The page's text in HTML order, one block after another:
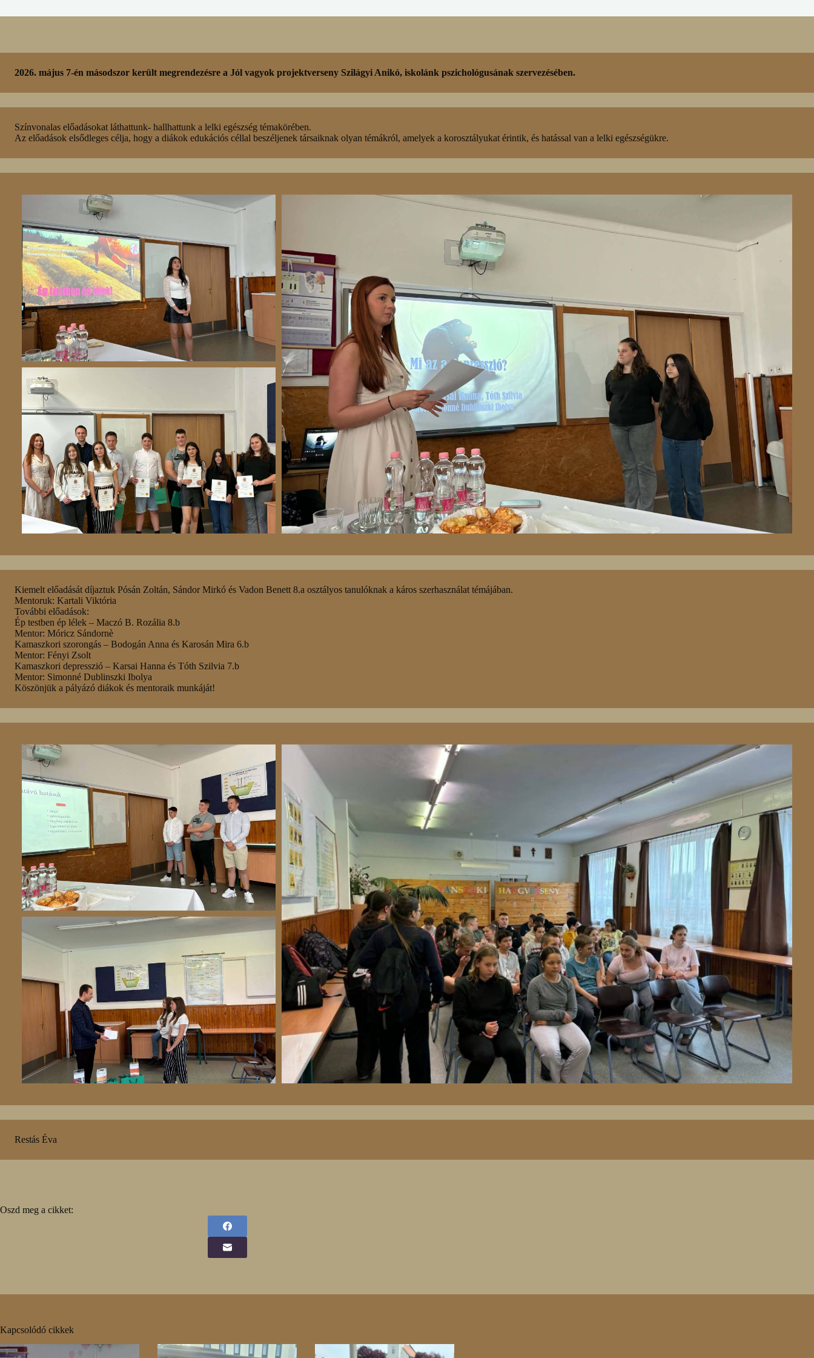
2026. május 7-én másodszor került megrendezésre a Jól vagyok projektverseny Szilágyi Anikó, iskolánk pszichológusának szervezésében.
Színvonalas előadásokat láthattunk- hallhattunk a lelki egészség témakörében.
Az előadások elsődleges célja, hogy a diákok edukációs céllal beszéljenek társaiknak olyan témákról, amelyek a korosztályukat érintik, és hatással van a lelki egészségükre.
Kiemelt előadását díjaztuk Pósán Zoltán, Sándor Mirkó és Vadon Benett 8.a osztályos tanulóknak a káros szerhasználat témájában.
Mentoruk: Kartali Viktória
További előadások:
Ép testben ép lélek – Maczó B. Rozália 8.b
Mentor: Móricz Sándornè
Kamaszkori szorongás – Bodogán Anna és Karosán Mira 6.b
Mentor: Fényi Zsolt
Kamaszkori depresszió – Karsai Hanna és Tóth Szilvia 7.b
Mentor: Simonné Dublinszki Ibolya
Köszönjük a pályázó diákok és mentoraik munkáját!
Restás Éva
Oszd meg a cikket:
Kapcsolódó cikkek